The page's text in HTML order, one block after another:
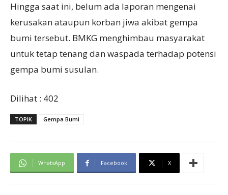
Hingga saat ini, belum ada laporan mengenai
kerusakan ataupun korban jiwa akibat gempa
bumi tersebut. BMKG menghimbau masyarakat
untuk tetap tenang dan waspada terhadap potensi
gempa bumi susulan.
Dilihat : 402
TOPIK Gempa Bumi
WhatsApp Facebook X